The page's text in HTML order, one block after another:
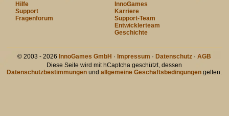
Hilfe
Support
Fragenforum
InnoGames
Karriere
Support-Team
Entwicklerteam
Geschichte
© 2003 - 2026 InnoGames GmbH · Impressum · Datenschutz ·AGB
Diese Seite wird mit hCaptcha geschützt, dessen
Datenschutzbestimmungen undallgemeine Geschäftsbedingungen gelten.